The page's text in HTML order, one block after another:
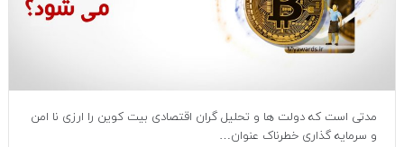
مدتی است که دولت ها و تحلیل گران اقتصادی بیت کوین را ارزی نا امن
و سرمایه گذاری خطرناک عنوان…